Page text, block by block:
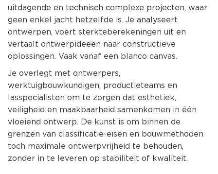
uitdagende en technisch complexe projecten, waar
geen enkel jacht hetzelfde is. Je analyseert
ontwerpen, voert sterkteberekeningen uit en
vertaalt ontwerpideeën naar constructieve
oplossingen. Vaak vanaf een blanco canvas.
Je overlegt met ontwerpers,
werktuigbouwkundigen, productieteams en
lasspecialisten om te zorgen dat esthetiek,
veiligheid en maakbaarheid samenkomen in één
vloeiend ontwerp. De kunst is om binnen de
grenzen van classificatie-eisen en bouwmethoden
toch maximale ontwerpvrijheid te behouden,
zonder in te leveren op stabiliteit of kwaliteit.